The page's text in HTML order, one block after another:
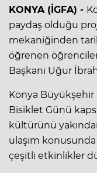
KONYA (İGFA) -
paydaş olduğu
mekaniğinden
öğrenen
Başkanı Uğur
Konya Büyükşehir
Bisiklet Günü
kültürünü
ulaşım konusunda
çeşitli etkinlikler